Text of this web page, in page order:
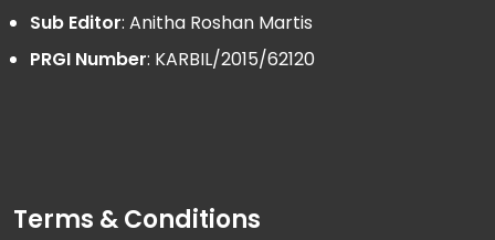
Sub Editor: Anitha Roshan Martis
PRGI Number: KARBIL/2015/62120
Terms & Conditions